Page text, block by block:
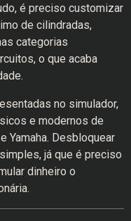
é preciso customizar
de cilindradas,
categorias
o que acaba
no simulador,
e modernos de
Yamaha. Desbloquear
já que é preciso
dinheiro o